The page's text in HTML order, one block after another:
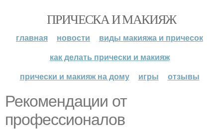
ПРИЧЕСКА И МАКИЯЖ
главная новости
виды макияжа и причесок
как делать прически и макияж
прически и макияж на дому
игры отзывы
Рекомендации от
профессионалов